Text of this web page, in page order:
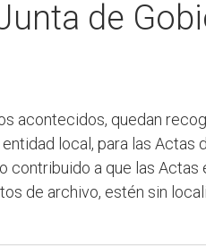
de
acontecidos, quedan
local, para las Actas
contribuido a que las Actas
de archivo, estén sin